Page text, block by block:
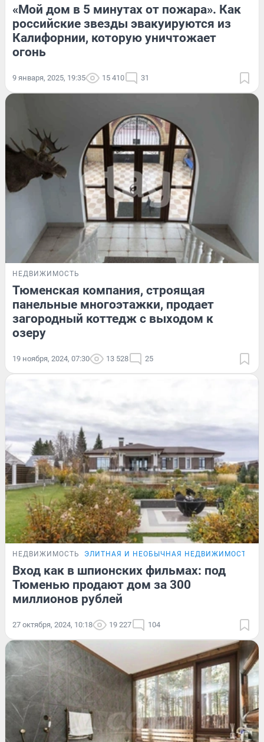
«Мой дом в 5 минутах от пожара». Как
российские звезды эвакуируются из
Калифорнии, которую уничтожает
огонь
9 января, 2025, 19:35 15 410 31
НЕДВИЖИМОСТЬ
Тюменская компания, строящая
панельные многоэтажки, продает
загородный коттедж с выходом к
озеру
19 ноября, 2024, 07:30 13 528 25
НЕДВИЖИМОСТЬ ЭЛИТНАЯ И НЕОБЫЧНАЯ НЕДВИЖИМОСТЬ
Вход как в шпионских фильмах: под
Тюменью продают дом за 300
миллионов рублей
27 октября, 2024, 10:18 19 227 104